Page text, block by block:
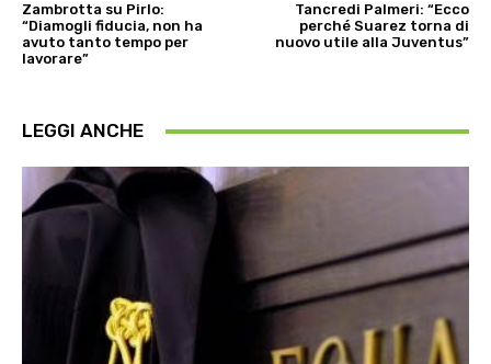
Zambrotta su Pirlo:
“Diamogli fiducia, non ha
avuto tanto tempo per
lavorare”
Tancredi Palmeri: “Ecco
perché Suarez torna di
nuovo utile alla Juventus”
LEGGI ANCHE